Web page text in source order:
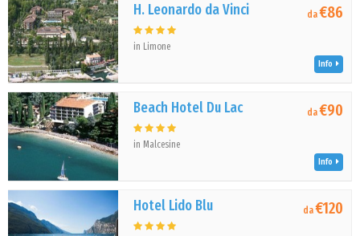
H. Leonardo da Vinci
in Limone
da€86
Info
Beach Hotel Du Lac
in Malcesine
da€90
Info
Hotel Lido Blu da€120